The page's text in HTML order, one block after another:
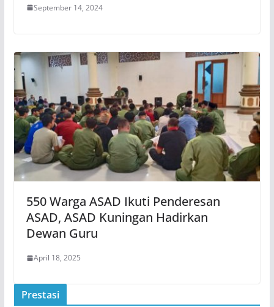
September 14, 2024
550 Warga ASAD Ikuti Penderesan
ASAD, ASAD Kuningan Hadirkan
Dewan Guru
April 18, 2025
Prestasi